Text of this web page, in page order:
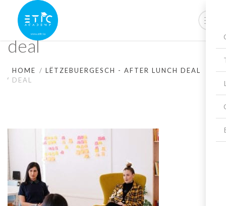
deal
HOME
LËTZEBUERGESCH - AFTER LUNCH DEAL
DEAL